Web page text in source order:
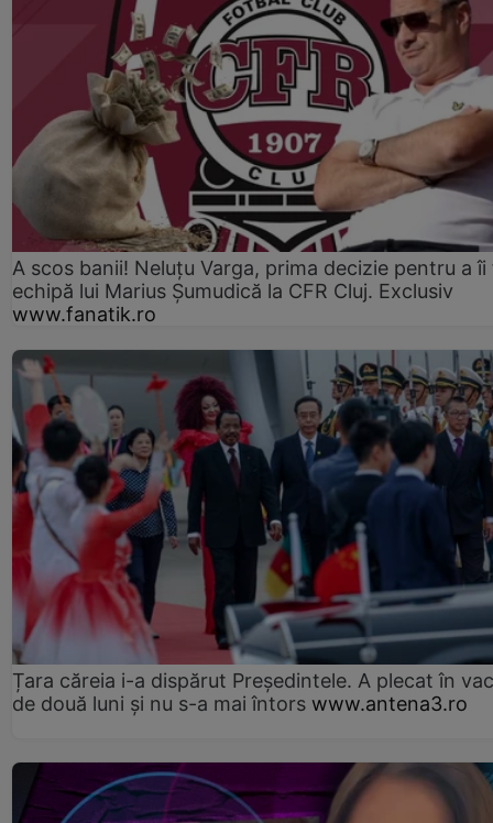
A scos banii! Neluțu Varga, prima decizie pentru a îi
echipă lui Marius Șumudică la CFR Cluj. Exclusiv
www.fanatik.ro
Țara căreia i-a dispărut Președintele. A plecat în
de două luni și nu s-a mai întors www.antena3.ro